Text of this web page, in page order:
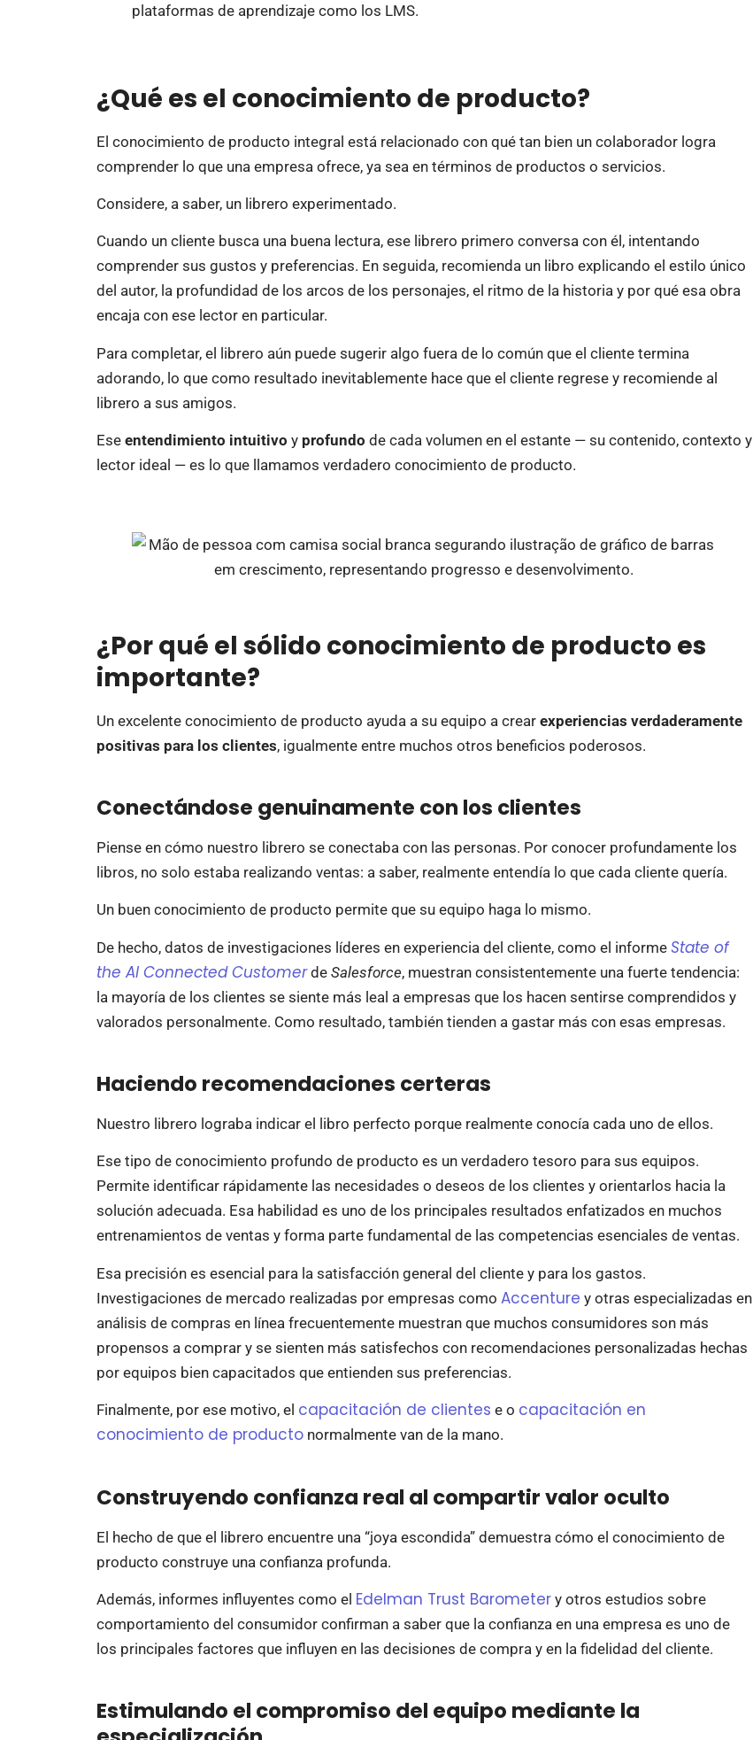
plataformas de aprendizaje como los LMS.
¿Qué es el conocimiento de producto?
El conocimiento de producto integral está relacionado con qué tan bien un colaborador logra
comprender lo que una empresa ofrece, ya sea en términos de productos o servicios.
Considere, a saber, un librero experimentado.
Cuando un cliente busca una buena lectura, ese librero primero conversa con él, intentando
comprender sus gustos y preferencias. En seguida, recomienda un libro explicando el estilo único
del autor, la profundidad de los arcos de los personajes, el ritmo de la historia y por qué esa obra
encaja con ese lector en particular.
Para completar, el librero aún puede sugerir algo fuera de lo común que el cliente termina
adorando, lo que como resultado inevitablemente hace que el cliente regrese y recomiende al
librero a sus amigos.
Ese entendimiento intuitivo y profundo de cada volumen en el estante — su contenido, contexto y
lector ideal — es lo que llamamos verdadero conocimiento de producto.
¿Por qué el sólido conocimiento de producto es
importante?
Un excelente conocimiento de producto ayuda a su equipo a crear experiencias verdaderamente
positivas para los clientes, igualmente entre muchos otros beneficios poderosos.
Conectándose genuinamente con los clientes
Piense en cómo nuestro librero se conectaba con las personas. Por conocer profundamente los
libros, no solo estaba realizando ventas: a saber, realmente entendía lo que cada cliente quería.
Un buen conocimiento de producto permite que su equipo haga lo mismo.
De hecho, datos de investigaciones líderes en experiencia del cliente, como el informe State of
the AI Connected Customer de Salesforce, muestran consistentemente una fuerte tendencia:
la mayoría de los clientes se siente más leal a empresas que los hacen sentirse comprendidos y
valorados personalmente. Como resultado, también tienden a gastar más con esas empresas.
Haciendo recomendaciones certeras
Nuestro librero lograba indicar el libro perfecto porque realmente conocía cada uno de ellos.
Ese tipo de conocimiento profundo de producto es un verdadero tesoro para sus equipos.
Permite identificar rápidamente las necesidades o deseos de los clientes y orientarlos hacia la
solución adecuada. Esa habilidad es uno de los principales resultados enfatizados en muchos
entrenamientos de ventas y forma parte fundamental de las competencias esenciales de ventas.
Esa precisión es esencial para la satisfacción general del cliente y para los gastos.
Investigaciones de mercado realizadas por empresas como Accenture y otras especializadas en
análisis de compras en línea frecuentemente muestran que muchos consumidores son más
propensos a comprar y se sienten más satisfechos con recomendaciones personalizadas hechas
por equipos bien capacitados que entienden sus preferencias.
Finalmente, por ese motivo, el capacitación de clientes e o capacitación en
conocimiento de productonormalmente van de la mano.
Construyendo confianza real al compartir valor oculto
El hecho de que el librero encuentre una “joya escondida” demuestra cómo el conocimiento de
producto construye una confianza profunda.
Además, informes influyentes como el Edelman Trust Barometery otros estudios sobre
comportamiento del consumidor confirman a saber que la confianza en una empresa es uno de
los principales factores que influyen en las decisiones de compra y en la fidelidad del cliente.
Estimulando el compromiso del equipo mediante la